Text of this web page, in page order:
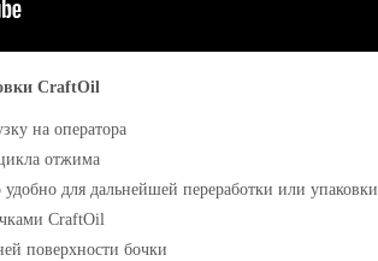
CraftOil
на оператора
отжима
для дальнейшей переработки или упаковки
CraftOil
поверхности бочки